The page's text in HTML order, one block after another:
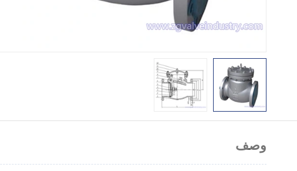
وصف